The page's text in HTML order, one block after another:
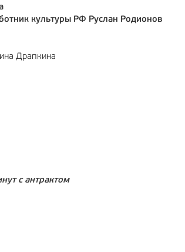
культуры РФ Руслан Родионов
Драпкина
с антрактом